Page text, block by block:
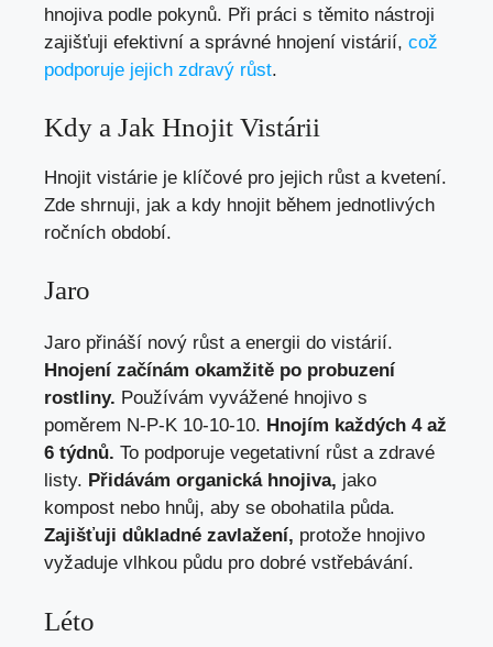
hnojiva podle pokynů. Při práci s těmito nástroji
zajišťuji efektivní a správné hnojení vistárií, což
podporuje jejich zdravý růst.
Kdy a Jak Hnojit Vistárii
Hnojit vistárie je klíčové pro jejich růst a kvetení.
Zde shrnuji, jak a kdy hnojit během jednotlivých
ročních období.
Jaro
Jaro přináší nový růst a energii do vistárií.
Hnojení začínám okamžitě po probuzení
rostliny. Používám vyvážené hnojivo s
poměrem N-P-K 10-10-10. Hnojím každých 4 až
6 týdnů. To podporuje vegetativní růst a zdravé
listy. Přidávám organická hnojiva, jako
kompost nebo hnůj, aby se obohatila půda.
Zajišťuji důkladné zavlažení, protože hnojivo
vyžaduje vlhkou půdu pro dobré vstřebávání.
Léto